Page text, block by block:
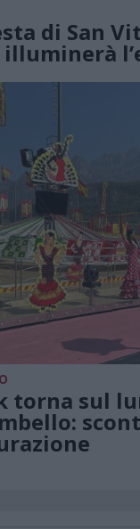
di San
illuminerà
torna sul